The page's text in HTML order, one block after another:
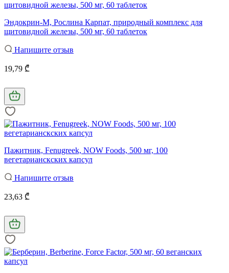
Эндокрин-М, Рослина Карпат, природный комплекс для
щитовидной железы, 500 мг, 60 таблеток
Напишите отзыв
19,79 ₾
Пажитник, Fenugreek, NOW Foods, 500 мг, 100
вегетарианскских капсул
Напишите отзыв
23,63 ₾